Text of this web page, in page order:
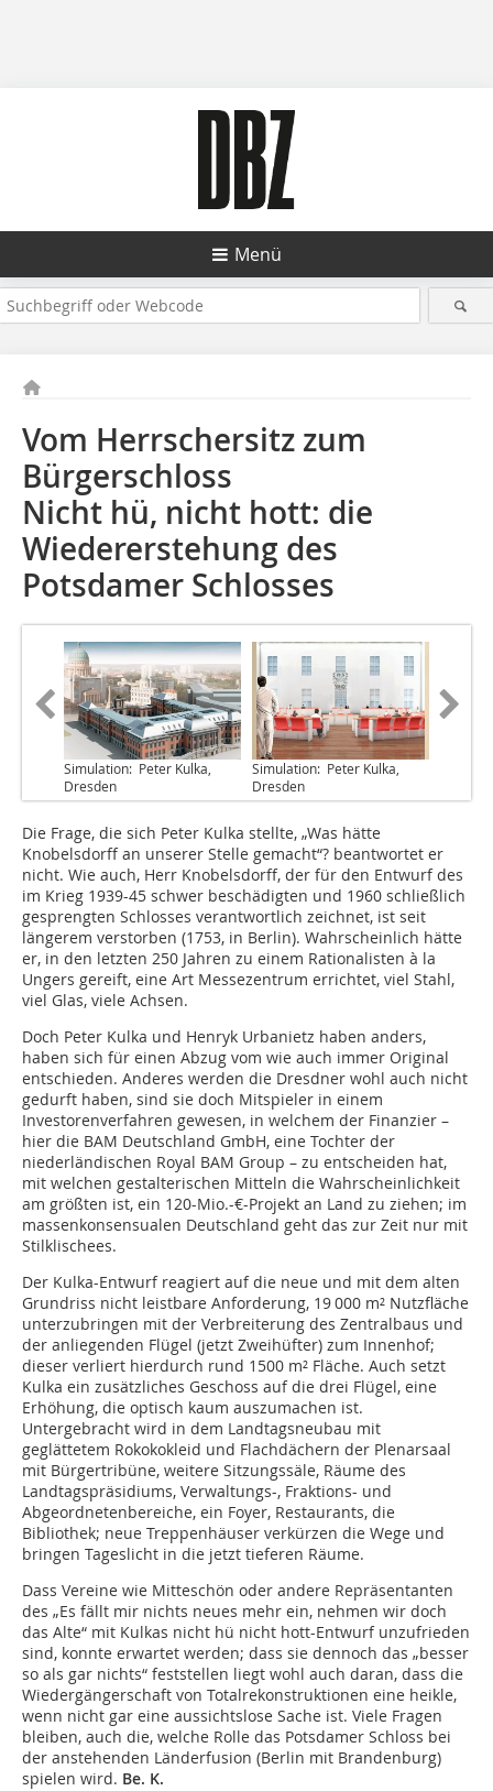
Menü
Vom Herrschersitz zum
Bürgerschloss
Nicht hü, nicht hott: die
Wiedererstehung des
Potsdamer Schlosses
Simulation: Peter Kulka,
Dresden
Simulation: Peter Kulka,
Dresden
Die Frage, die sich Peter Kulka stellte, „Was hätte
Knobelsdorff an unserer Stelle gemacht“? beantwortet er
nicht. Wie auch, Herr Knobelsdorff, der für den Entwurf des
im Krieg 1939-45 schwer beschädigten und 1960 schließlich
gesprengten Schlosses verantwortlich zeichnet, ist seit
längerem verstorben (1753, in Berlin). Wahrscheinlich hätte
er, in den letzten 250 Jahren zu einem Rationalisten à la
Ungers gereift, eine Art Messezentrum errichtet, viel Stahl,
viel Glas, viele Achsen.
Doch Peter Kulka und Henryk Urbanietz haben anders,
haben sich für einen Abzug vom wie auch immer Original
entschieden. Anderes werden die Dresdner wohl auch nicht
gedurft haben, sind sie doch Mitspieler in einem
Investorenverfahren gewesen, in welchem der Finanzier –
hier die BAM Deutschland GmbH, eine Tochter der
niederländischen Royal BAM Group – zu entscheiden hat,
mit welchen gestalterischen Mitteln die Wahrscheinlichkeit
am größten ist, ein 120-Mio.-€-Projekt an Land zu ziehen; im
massenkonsensualen Deutschland geht das zur Zeit nur mit
Stilklischees.
Der Kulka-Entwurf reagiert auf die neue und mit dem alten
Grundriss nicht leistbare Anforderung, 19 000 m² Nutzfläche
unterzubringen mit der Verbreiterung des Zentralbaus und
der anliegenden Flügel (jetzt Zweihüfter) zum Innenhof;
dieser verliert hierdurch rund 1500 m² Fläche. Auch setzt
Kulka ein zusätzliches Geschoss auf die drei Flügel, eine
Erhöhung, die optisch kaum auszumachen ist.
Untergebracht wird in dem Landtagsneubau mit
geglättetem Rokokokleid und Flachdächern der Plenarsaal
mit Bürgertribüne, weitere Sitzungssäle, Räume des
Landtagspräsidiums, Verwaltungs-, Fraktions- und
Abgeordnetenbereiche, ein Foyer, Restaurants, die
Bibliothek; neue Treppenhäuser verkürzen die Wege und
bringen Tageslicht in die jetzt tieferen Räume.
Dass Vereine wie Mitteschön oder andere Repräsentanten
des „Es fällt mir nichts neues mehr ein, nehmen wir doch
das Alte“ mit Kulkas nicht hü nicht hott-Entwurf unzufrieden
sind, konnte erwartet werden; dass sie dennoch das „besser
so als gar nichts“ feststellen liegt wohl auch daran, dass die
Wiedergängerschaft von Totalrekonstruktionen eine heikle,
wenn nicht gar eine aussichtslose Sache ist. Viele Fragen
bleiben, auch die, welche Rolle das Potsdamer Schloss bei
der anstehenden Länderfusion (Berlin mit Brandenburg)
spielen wird. Be. K.